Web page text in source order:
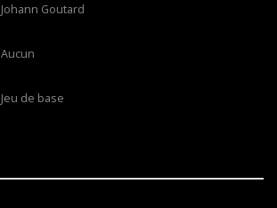
Johann Goutard
Aucun
Jeu de base